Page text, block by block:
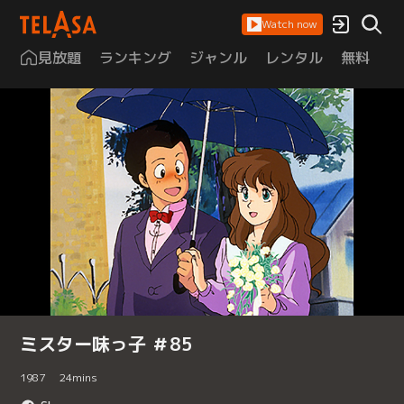
Watch now
見放題 ランキング ジャンル レンタル 無料
ミスター味っ子 ＃85
1987 24mins